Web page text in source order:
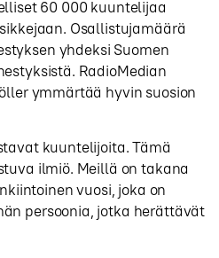
60 000 kuuntelijaa
Osallistujamäärä
yhdeksi Suomen
RadioMedian
ymmärtää hyvin suosion
kuuntelijoita. Tämä
ilmiö. Meillä on takana
vuosi, joka on
persoonia, jotka herättävät